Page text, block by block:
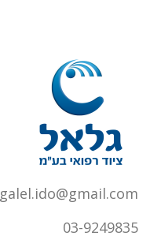
galel.ido@gmail.com
03-9249835